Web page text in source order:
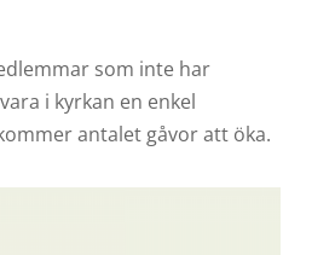
som inte har
i kyrkan en enkel
antalet gåvor att öka.